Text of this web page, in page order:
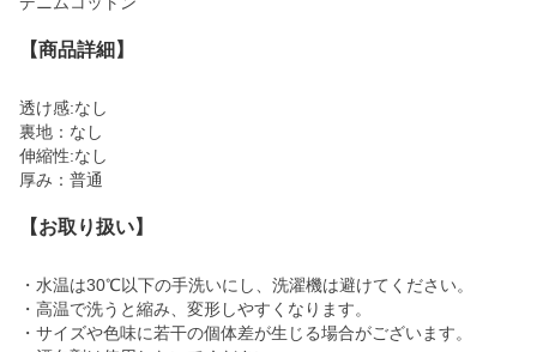
【商品詳細】
透け感:なし
裏地：なし
伸縮性:なし
厚み：普通
【お取り扱い】
・水温は30℃以下の手洗いにし、洗濯機は避けてください。
・高温で洗うと縮み、変形しやすくなります。
・サイズや色味に若干の個体差が生じる場合がございます。